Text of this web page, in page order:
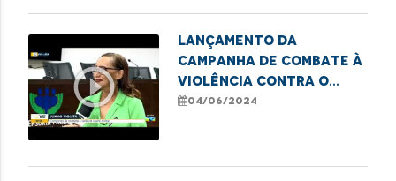
play_circle_outline
Lançamento da
Campanha de Combate à
Violência Contra o
Idoso
04/06/2024